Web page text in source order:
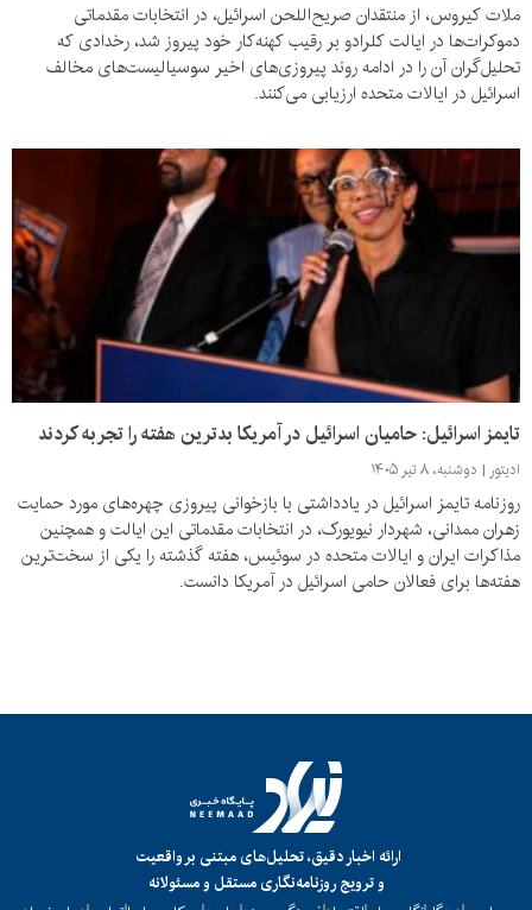
ملات کیروس، از منتقدان صریح‌اللحن اسرائیل، در انتخابات مقدماتی
دموکرات‌ها در ایالت کلرادو بر رقیب کهنه‌کار خود پیروز شد، رخدادی که
تحلیل‌گران آن را در ادامه روند پیروزی‌های اخیر سوسیالیست‌های مخالف
اسرائیل در ایالات متحده ارزیابی می‌کنند.
تایمز اسرائیل: حامیان اسرائیل در آمریکا بدترین هفته را تجربه کردند
ادیتور دوشنبه، ۸ تیر ۱۴۰۵
روزنامه تایمز اسرائیل در یادداشتی با بازخوانی پیروزی چهره‌های مورد حمایت
زهران ممدانی، شهردار نیویورک، در انتخابات مقدماتی این ایالت و همچنین
مذاکرات ایران و ایالات متحده در سوئیس، هفته گذشته را یکی از سخت‌ترین
هفته‌ها برای فعالان حامی اسرائیل در آمریکا دانست.
ارائه اخبار دقیق، تحلیل‌های مبتنی بر واقعیت
و ترویج روزنامه‌نگاری مستقل و مسئولانه